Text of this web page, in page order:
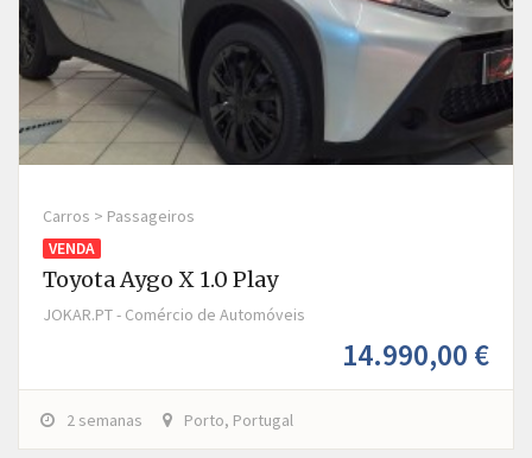
Carros > Passageiros
VENDA
Toyota Aygo X 1.0 Play
JOKAR.PT - Comércio de Automóveis
14.990,00 €
2 semanas Porto, Portugal